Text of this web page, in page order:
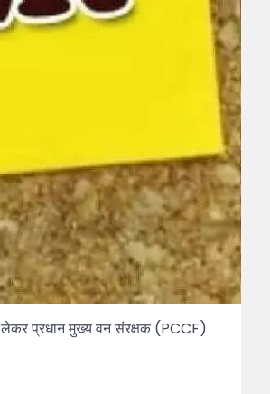
प्रधान मुख्य वन संरक्षक (PCCF)